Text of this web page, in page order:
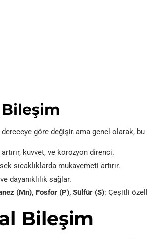
göre değişir, ama genel olarak, bu
kuvvet, ve korozyon direnci.
sıcaklıklarda mukavemeti artırır.
dayanıklılık sağlar.
(Mn), Fosfor (P), Sülfür (S): Çeşitli
Bileşim